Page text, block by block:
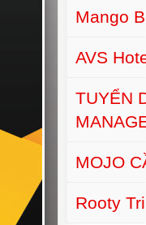
Mango
AVS
TUYỂN
MOJO
Rooty